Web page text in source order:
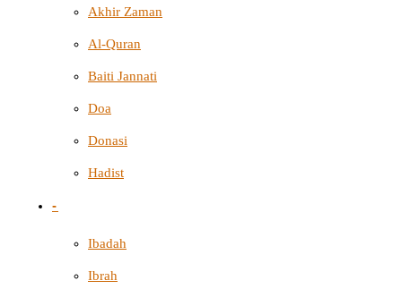
Akhir Zaman
Al-Quran
Baiti Jannati
Doa
Donasi
Hadist
-
Ibadah
Ibrah